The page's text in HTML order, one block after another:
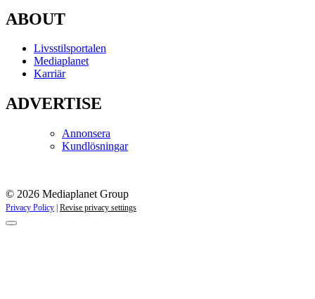
ABOUT
Livsstilsportalen
Mediaplanet
Karriär
ADVERTISE
Annonsera
Kundlösningar
© 2026 Mediaplanet Group
Privacy Policy Revise privacy settings